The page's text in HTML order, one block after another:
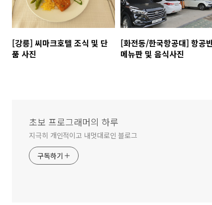
[강릉] 씨마크호텔 조식 및 단
품 사진
[화전동/한국항공대] 항공
메뉴판 및 음식사진
초보 프로그래머의 하루
지극히 개인적이고 내멋대로인 블로그
구독하기